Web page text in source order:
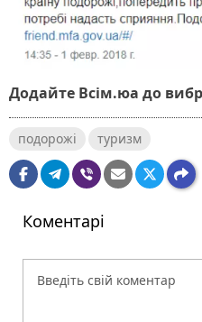
Додайте Всім.юа до
подорожі туризм
Коментарі